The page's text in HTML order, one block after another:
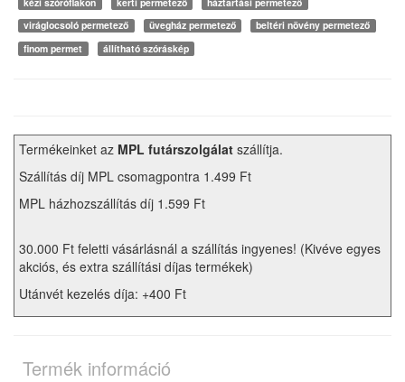
viráglocsoló permetező
üvegház permetező
beltéri növény permetező
finom permet
állítható szóráskép
Termékeinket az MPL futárszolgálat szállítja.
Szállítás díj MPL csomagpontra 1.499 Ft
MPL házhozszállítás díj 1.599 Ft
30.000 Ft feletti vásárlásnál a szállítás ingyenes! (Kivéve egyes
akciós, és extra szállítási díjas termékek)
Utánvét kezelés díja: +400 Ft
Termék információ